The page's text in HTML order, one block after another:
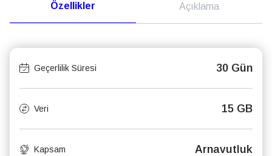
Özellikler Açıklama
Geçerlilik Süresi 30 Gün
Veri 15 GB
Kapsam Arnavutluk